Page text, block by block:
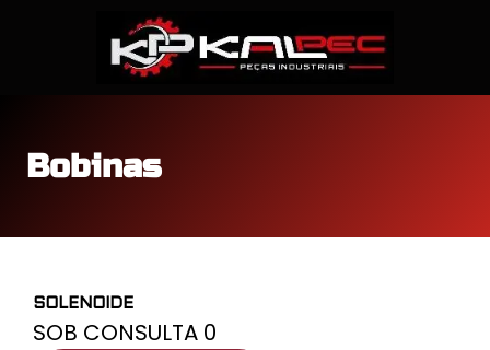
Bobinas
SOLENOIDE
SOB CONSULTA 0